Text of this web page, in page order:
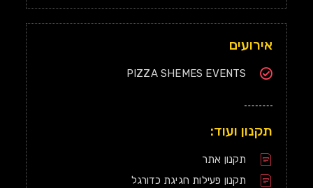
אירועים
PIZZA SHEMES EVENTS
תקנון ועוד:
תקנון אתר
תקנון פעילות חגיגת כדורגל